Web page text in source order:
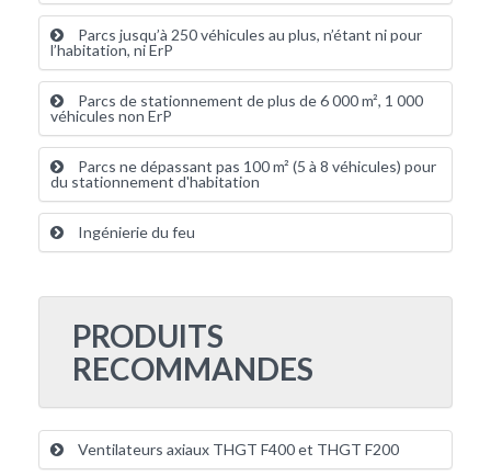
Parcs jusqu’à 250 véhicules au plus, n’étant ni pour
l’habitation, ni ErP
Parcs de stationnement de plus de 6 000 m², 1 000
véhicules non ErP
Parcs ne dépassant pas 100 m² (5 à 8 véhicules) pour
du stationnement d'habitation
Ingénierie du feu
PRODUITS
RECOMMANDES
Ventilateurs axiaux THGT F400 et THGT F200